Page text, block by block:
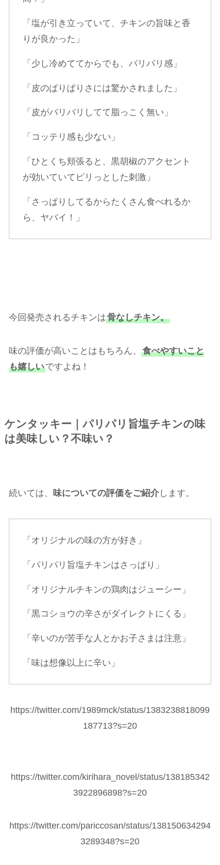
「塩が引き立っていて、チキンの旨味と香
りが良かった」
「少し冷めててからでも、パリパリ感」
「皮のぱりぱりさには驚かされました」
「皮がバリバリしてて脂っこく無い」
「コッテリ感も少ない」
「ひとくち頬張ると、黒胡椒のアクセント
が効いていてピリっとした刺激」
「さっぱりしてるからたくさん食べれるか
ら、ヤバイ！」
今回発売されるチキンは骨なしチキン。
味の評価が高いことはもちろん、 食べやすいこと
も嬉しいですよね！
ケンタッキー｜パリパリ旨塩チキンの味
は美味しい？不味い？
続いては、 味についての評価をご紹介します。
「オリジナルの味の方が好き」
「パリパリ旨塩チキンはさっぱり」
「オリジナルチキンの鶏肉はジューシー」
「黒コショウの辛さがダイレクトにくる」
「辛いのが苦手な人とかお子さまは注意」
「味は想像以上に辛い」
https://twitter.com/1989mck/status/1383238818099
187713?s=20
https://twitter.com/kirihara_novel/status/138185342
3922896898?s=20
https://twitter.com/pariccosan/status/138150634294
3289348?s=20